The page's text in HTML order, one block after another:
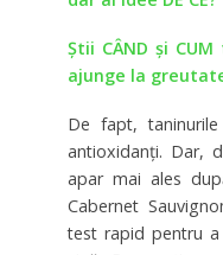
Știi CÂND și
ajunge la
De fapt,
antioxidanţi. Dar,
apar mai ales
Cabernet
test rapid pentru